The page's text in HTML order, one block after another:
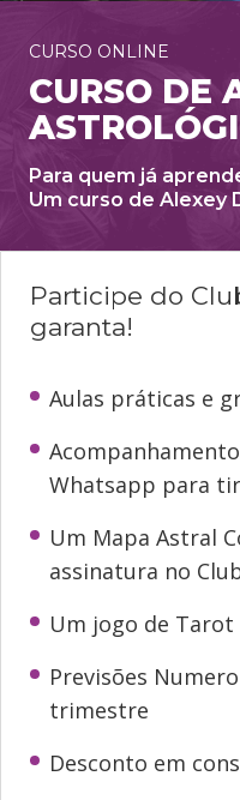
CURSO ONLINE
CURSO DE
Para quem já
Um curso de Alexey
Participe do
garanta!
Aulas práticas e
Whatsapp para
Um Mapa Astral
assinatura no
Um jogo de
Previsões
trimestre
Desconto em